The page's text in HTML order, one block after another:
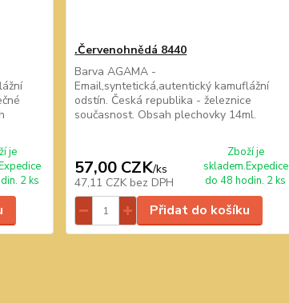
je
2 ks
.Červenohnědá 8440
Barva AGAMA -
Email,syntetická,autentický kamuflážní
odstín. Česká republika - železnice
současnost. Obsah plechovky 14ml.
57,00 CZK/ks
47,11 CZK bez DPH
Zboží je
skladem.Expedice
do 48 hodin. 2 ks
Přidat do košíku